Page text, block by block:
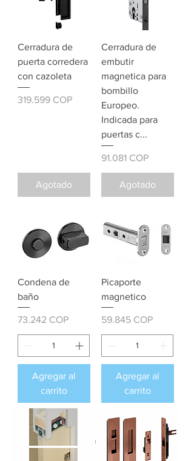
Cerradura de
puerta corredera
con cazoleta
Precio
319.599 COP
Agotado
Cerradura de
embutir
magnetica para
bombillo
Europeo.
Indicada para
puertas c...
Precio
91.081 COP
Agotado
Condena de
baño
Precio
73.242 COP
Agregar al
carrito
Picaporte
magnetico
Precio
59.845 COP
Agregar al
carrito